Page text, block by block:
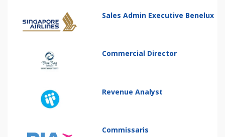
Sales Admin Executive Benelux
Commercial Director
Revenue Analyst
Commissaris